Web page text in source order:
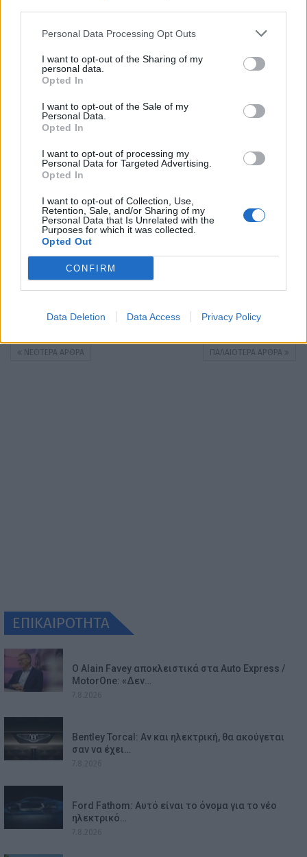
Personal Data Processing Opt Outs
I want to opt-out of the Sharing of my
personal data.
Opted In
I want to opt-out of the Sale of my
Personal Data.
Opted In
I want to opt-out of processing my
Personal Data for Targeted Advertising.
Opted In
I want to opt-out of Collection, Use,
Retention, Sale, and/or Sharing of my
Personal Data that Is Unrelated with the
Purposes for which it was collected.
Opted Out
CONFIRM
Data Deletion Data Access Privacy Policy
H Ferrari 312T4 του Gilles Villeneuve αναβιώνει
σε ένα πιστό μοντέλο 1:8
Φαμπρίτσιο Λαζάκις
Μόλις 12 χειροποίητα μοντέλα σε κλίμακα 1:8 της Ferrari 312 T4 που
Watkins…
ΝΕΌΤΕΡΑ ΆΡΘΡΑ ΠΑΛΑΙΌΤΕΡΑ ΆΡΘΡΑ
ΕΠΙΚΑΙΡΟΤΗΤΑ
Ο Alain Favey αποκλειστικά στα Auto Express /
MotorOne: «Δεν…
Bentley Torcal: Αν και ηλεκτρική, θα ακούγεται
σαν να έχει…
Ford Fathom: Αυτό είναι το όνομα για το νέο
ηλεκτρικό…